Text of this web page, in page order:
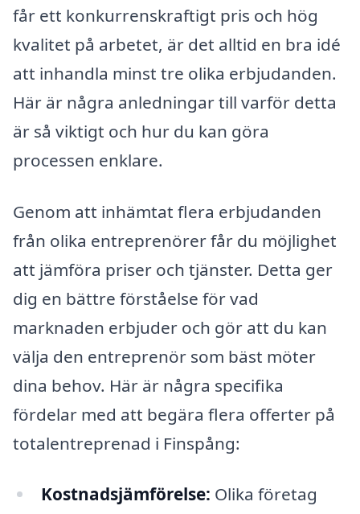
får ett konkurrenskraftigt pris och hög
kvalitet på arbetet, är det alltid en bra idé
att inhandla minst tre olika erbjudanden.
Här är några anledningar till varför detta
är så viktigt och hur du kan göra
processen enklare.
Genom att inhämtat flera erbjudanden
från olika entreprenörer får du möjlighet
att jämföra priser och tjänster. Detta ger
dig en bättre förståelse för vad
marknaden erbjuder och gör att du kan
välja den entreprenör som bäst möter
dina behov. Här är några specifika
fördelar med att begära flera offerter på
totalentreprenad i Finspång:
Kostnadsjämförelse: Olika företag